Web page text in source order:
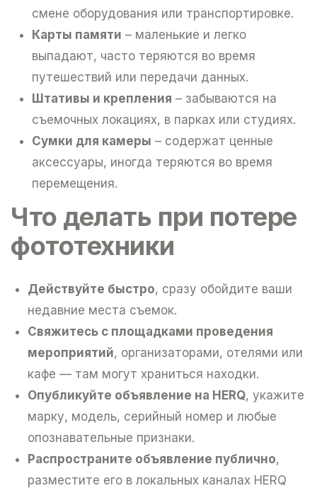
смене оборудования или транспортировке.
Карты памяти – маленькие и легко
выпадают, часто теряются во время
путешествий или передачи данных.
Штативы и крепления – забываются на
съемочных локациях, в парках или студиях.
Сумки для камеры – содержат ценные
аксессуары, иногда теряются во время
перемещения.
Что делать при потере
фототехники
Действуйте быстро, сразу обойдите ваши
недавние места съемок.
Cвяжитесь с площадками проведения
мероприятий, организаторами, отелями или
кафе — там могут храниться находки.
Опубликуйте объявление на HERQ, укажите
марку, модель, серийный номер и любые
опознавательные признаки.
Распространите объявление публично,
разместите его в локальных каналах HERQ